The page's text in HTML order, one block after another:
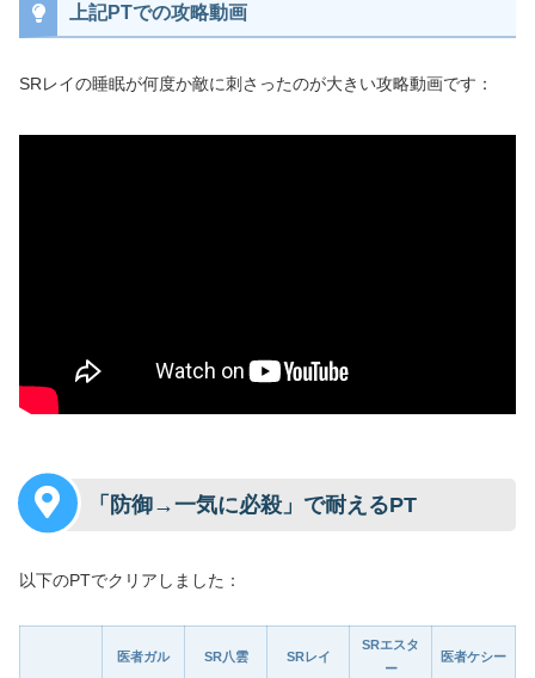
上記PTでの攻略動画
SRレイの睡眠が何度か敵に刺さったのが大きい攻略動画です：
「防御→一気に必殺」で耐えるPT
以下のPTでクリアしました：
医者ガル SR八雲 SRレイ
SRエスタ
ー
医者ケシー